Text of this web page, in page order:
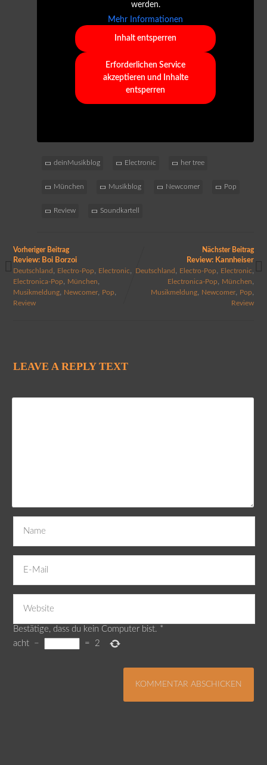
werden.
Mehr Informationen
Inhalt entsperren
Erforderlichen Service
akzeptieren und Inhalte
entsperren
deinMusikblog Electronic her tree
München Musikblog Newcomer Pop
Review Soundkartell
Vorheriger Beitrag
Review: Boi Borzoi
Deutschland Electro-Pop Electronic
Electronica-Pop München
Musikmeldung, Newcomer, Pop
Review
Nächster Beitrag
Review: Kannheiser
Deutschland Electro-Pop Electronic
Electronica-Pop München
Musikmeldung Newcomer Pop
Review
LEAVE A REPLY TEXT
Bestätige, dass du kein Computer bist. *
acht
− = 2